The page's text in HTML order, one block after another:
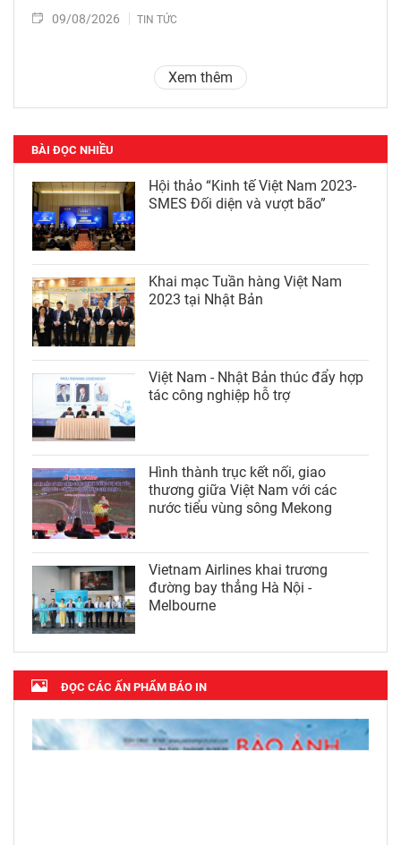
09/08/2026 TIN TỨC
Xem thêm
BÀI ĐỌC NHIỀU
Hội thảo “Kinh tế Việt Nam 2023-
SMES Đối diện và vượt bão”
Khai mạc Tuần hàng Việt Nam
2023 tại Nhật Bản
Việt Nam - Nhật Bản thúc đẩy hợp
tác công nghiệp hỗ trợ
Hình thành trục kết nối, giao
thương giữa Việt Nam với các
nước tiểu vùng sông Mekong
Vietnam Airlines khai trương
đường bay thẳng Hà Nội -
Melbourne
ĐỌC CÁC ẤN PHẨM BÁO IN